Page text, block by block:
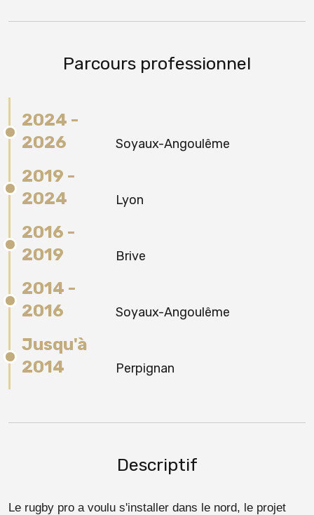
Parcours professionnel
2024 -
2026
Soyaux-Angoulême
2019 -
2024
Lyon
2016 -
2019
Brive
2014 -
2016
Soyaux-Angoulême
Jusqu'à
2014
Perpignan
Descriptif
Le rugby pro a voulu s'installer dans le nord, le projet